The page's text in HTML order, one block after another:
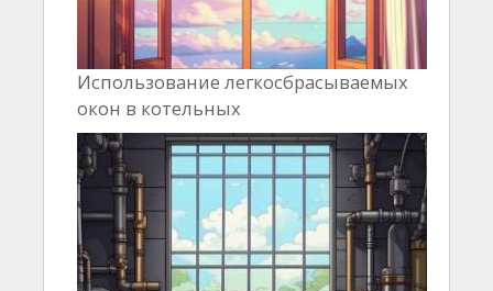
Использование легкосбрасываемых
окон в котельных